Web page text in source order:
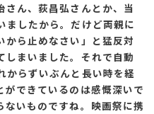
さん、荻昌弘さんとか、当
ましたから。だけど両親に
から止めなさい」と猛反対
しまいました。それで自動
からずいぶんと長い時を経
ができているのは感慨深いで
ないものですね。映画祭に携